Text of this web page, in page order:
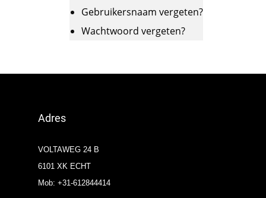
Gebruikersnaam vergeten?
Wachtwoord vergeten?
Adres
VOLTAWEG 24 B
6101 XK ECHT
Mob: +31-612844414